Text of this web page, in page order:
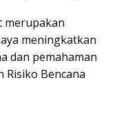
merupakan
meningkatkan
dan pemahaman
Risiko Bencana